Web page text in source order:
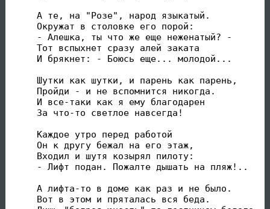
А те, на "Розе", народ языкатый.
Окружат в столовке его порой:
- Алешка, ты что же еще неженатый? -
Тот вспыхнет сразу алей заката
И брякнет: - Боюсь еще... молодой...
Шутки как шутки, и парень как парень,
Пройди - и не вспомнится никогда.
И все-таки как я ему благодарен
За что-то светлое навсегда!
Каждое утро перед работой
Он к другу бежал на его этаж,
Входил и шутя козырял пилоту:
- Лифт подан. Пожалте дышать на пляж!..
А лифта-то в доме как раз и не было.
Вот в этом и пряталась вся беда.